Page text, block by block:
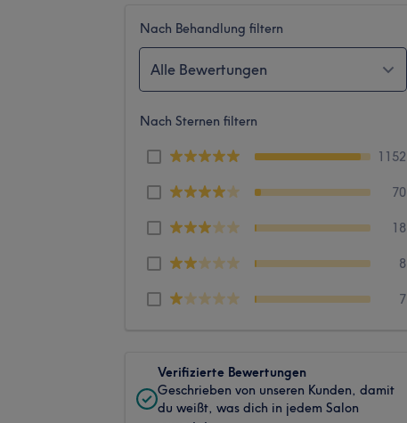
Nach Behandlung filtern
Alle Bewertungen
Nach Sternen filtern
1152
70
18
8
7
Verifizierte Bewertungen
Geschrieben von unseren Kunden, damit
du weißt, was dich in jedem Salon